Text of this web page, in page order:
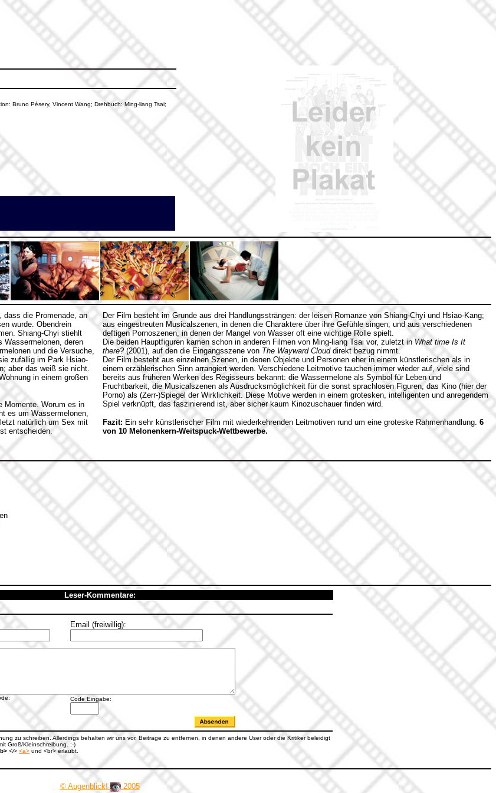
Bruno Pésery, Vincent Wang; Drehbuch: Ming-liang Tsai;
dass die Promenade, an
wurde. Obendrein
Shiang-Chyi stiehlt
Wassermelonen, deren
und die Versuche,
zufällig im Park Hsiao-
aber das weiß sie nicht.
in einem großen
Momente. Worum es in
es um Wassermelonen,
natürlich um Sex mit
entscheiden.
Der Film besteht im Grunde aus drei Handlungssträngen: der leisen Romanze von Shiang-Chyi und Hsiao-Kang;
aus eingestreuten Musicalszenen, in denen die Charaktere über ihre Gefühle singen; und aus verschiedenen
deftigen Pornoszenen, in denen der Mangel von Wasser oft eine wichtige Rolle spielt.
Die beiden Hauptfiguren kamen schon in anderen Filmen von Ming-liang Tsai vor, zuletzt in What time Is It
there?(2001), auf den die Eingangsszene von The Wayward Clouddirekt bezug nimmt.
Der Film besteht aus einzelnen Szenen, in denen Objekte und Personen eher in einem künstlerischen als in
einem erzählerischen Sinn arrangiert werden. Verschiedene Leitmotive tauchen immer wieder auf, viele sind
bereits aus früheren Werken des Regisseurs bekannt: die Wassermelone als Symbol für Leben und
Fruchtbarkeit, die Musicalszenen als Ausdrucksmöglichkeit für die sonst sprachlosen Figuren, das Kino (hier der
Porno) als (Zerr-)Spiegel der Wirklichkeit. Diese Motive werden in einem grotesken, intelligenten und anregendem
Spiel verknüpft, das faszinierend ist, aber sicher kaum Kinozuschauer finden wird.
Fazit: Ein sehr künstlerischer Film mit wiederkehrenden Leitmotiven rund um eine groteske Rahmenhandlung. 6
von 10 Melonenkern-Weitspuck-Wettbewerbe.
Leser-Kommentare:
Email (freiwillig):
Code Eingabe:
zu schreiben. Allerdings behalten wir uns vor, Beiträge zu entfernen, in denen andere User oder die Kritiker beleidigt
Groß/Kleinschreibung. ;-)
<i> <a> und <br> erlaubt.
© Augenblick! 2005